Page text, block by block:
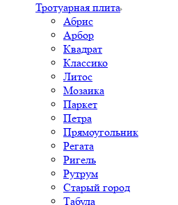
Тротуарная плита
Абрис
Арбор
Квадрат
Классико
Литос
Мозаика
Паркет
Петра
Прямоугольник
Регата
Ригель
Рутрум
Старый город
Табула